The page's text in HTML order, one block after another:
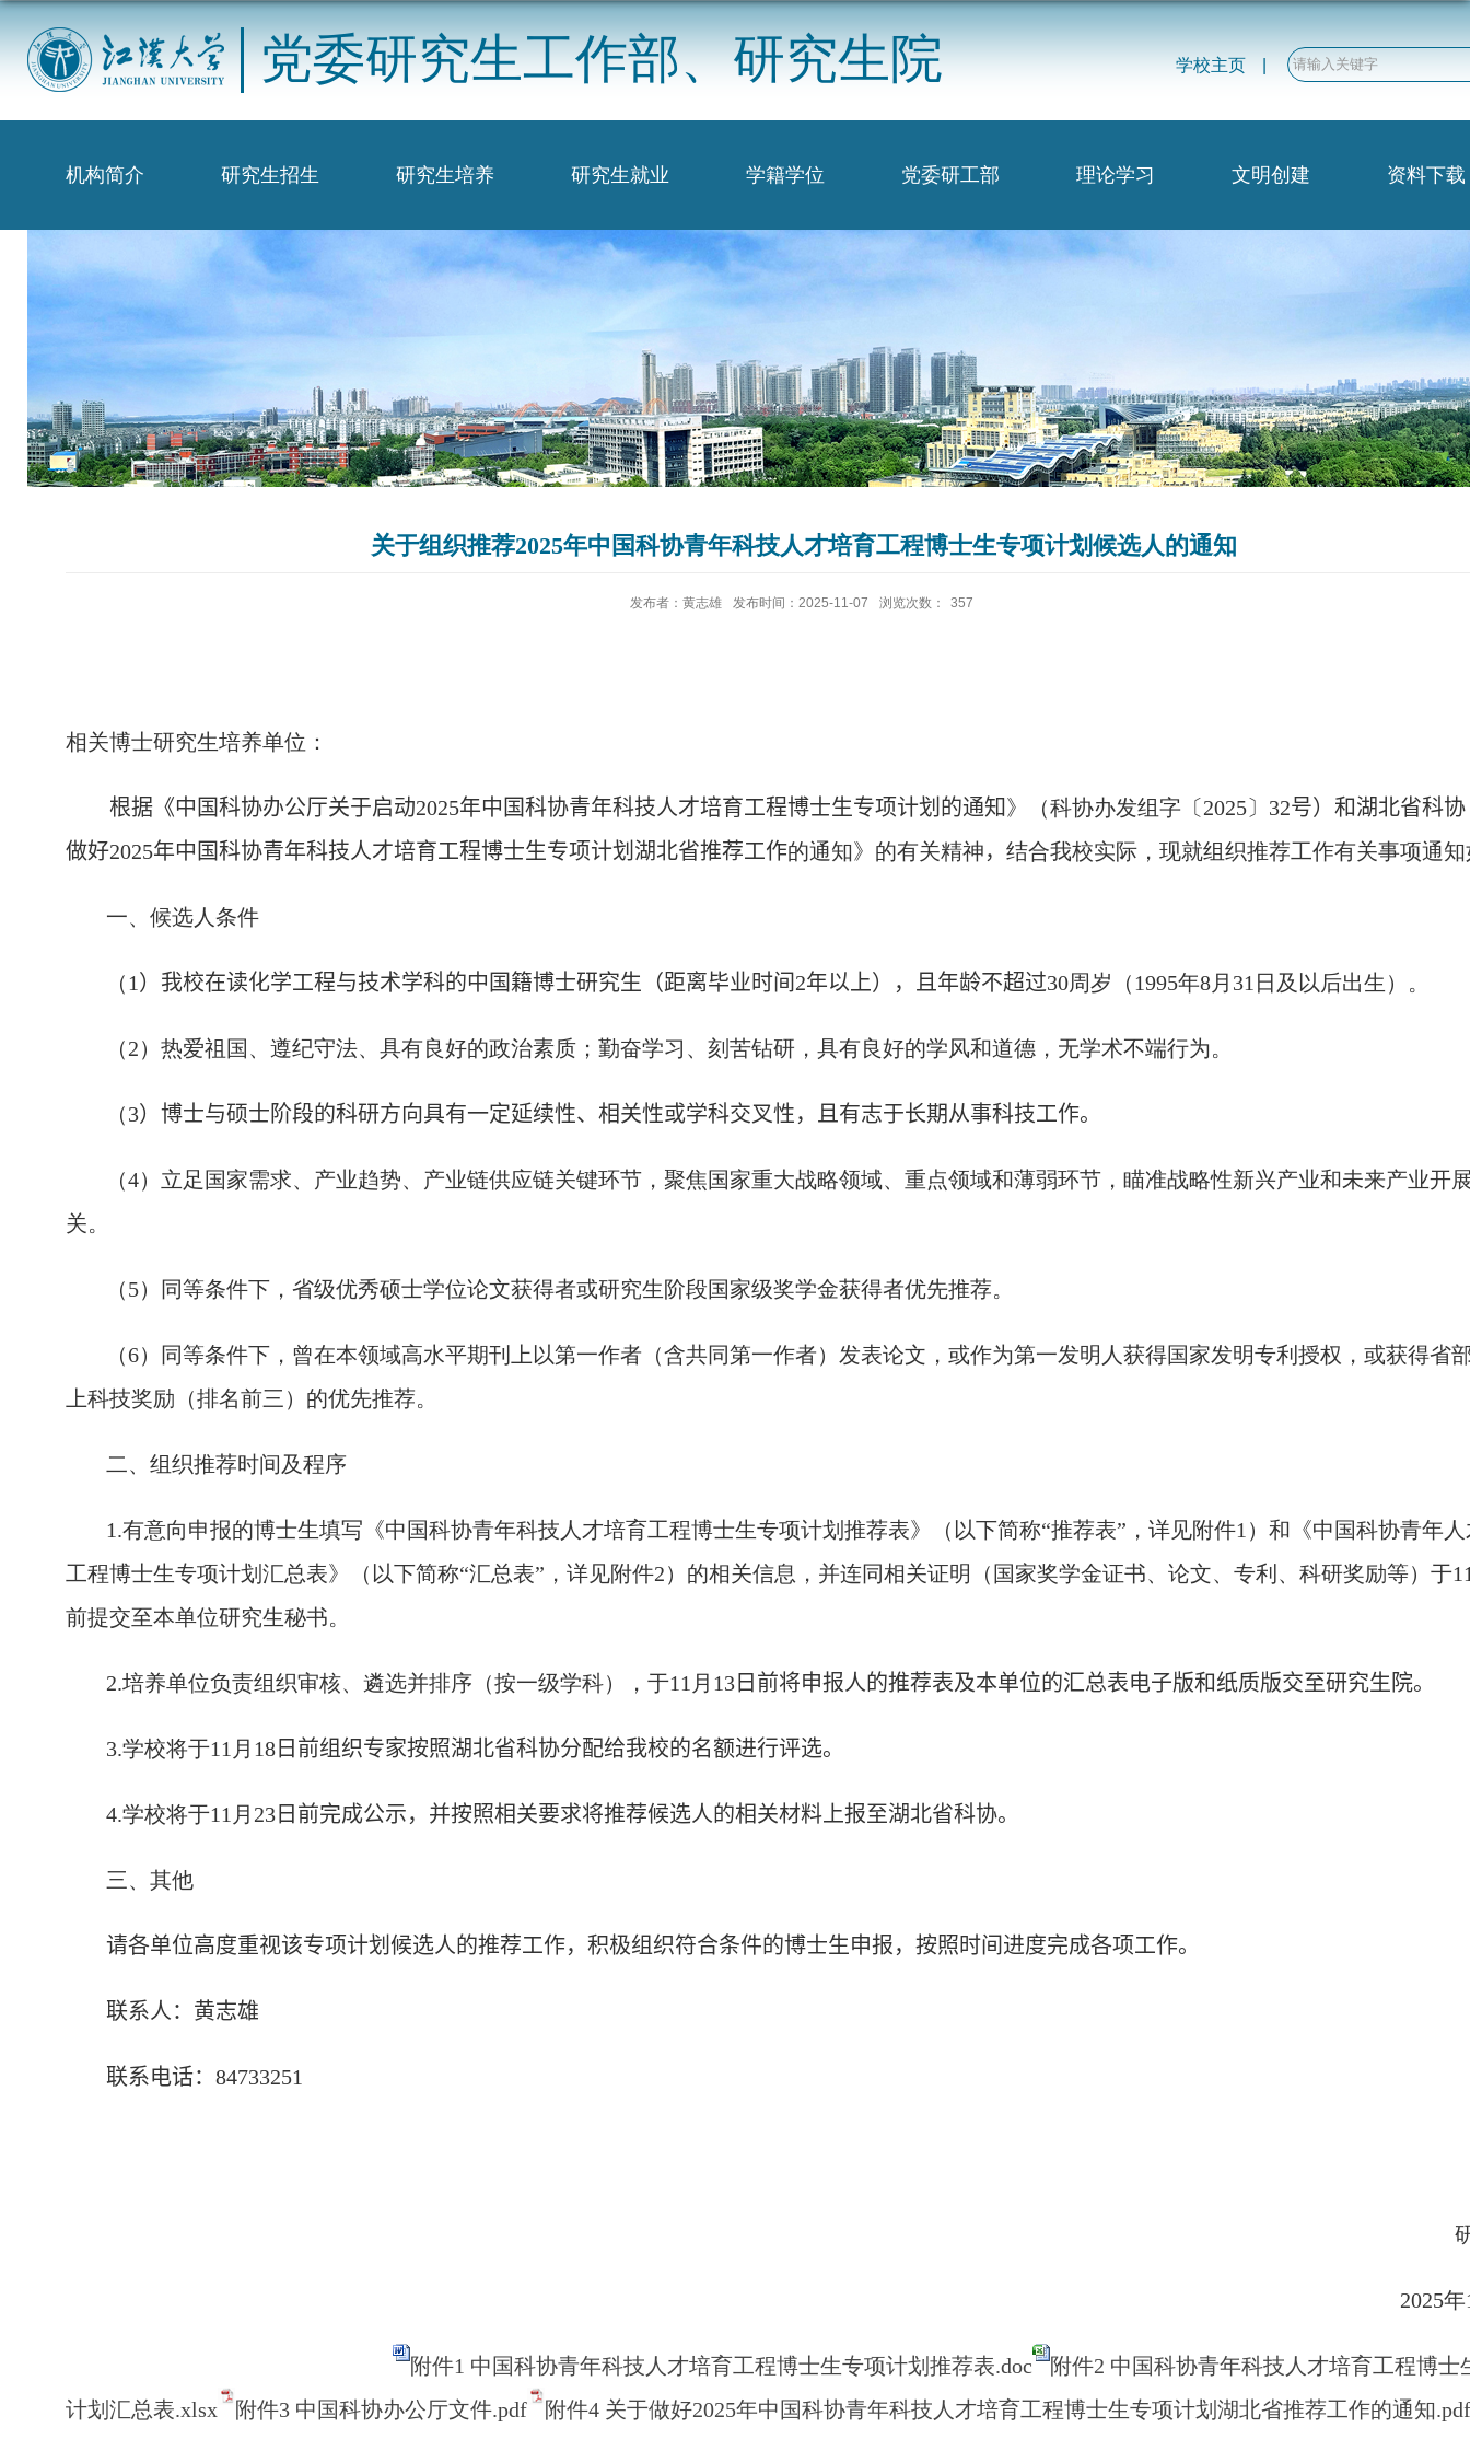
党委研究生工作部、研究生院 学校主页
机构简介 研究生招生 研究生培养 研究生就业 学籍学位 党委研工部 理论学习 文明创建 资料下载
关于组织推荐2025年中国科协青年科技人才培育工程博士生专项计划候选人的通知
发布者：黄志雄 发布时间：2025-11-07 浏览次数： 357
相关博士研究生培养单位：
根据《中国科协办公厅关于启动2025年中国科协青年科技人才培育工程博士生专项计划的通知》（科协办发组字〔 2025〕 32号）和湖北省科协
做好2025年中国科协青年科技人才培育工程博士生专项计划湖北省推荐工作的通知》的有关精神， 结合我校实际，现就组织推荐工作有关事项通
一、候选人条件
（1 ）我校在读化学工程与技术学科的中国籍博士研究生 （距离毕业时间 2年以上） ，且年龄不超过30周岁（1995年8月 31 日及以后出生）。
（2）热爱祖国、遵纪守法、具有良好的政治素质；勤奋学习、刻苦钻研，具有良好的学风和道德，无学术不端行为。
（3）博士与硕士阶段的科研方向具有一定延续性、相关性或学科交叉性， 且 有志于长期从事科技工作。
（4）立足国家需求、产业趋势、产业链供应链关键环节，聚焦国家重大战略领域、重点领域和薄弱环节，瞄准战略性新兴产业和未来产业开
关。
（5）同等条件下，省级优秀硕士学位论文获得者或研究生阶段国家级奖学金获得者优先推荐。
（6）同等条件下，曾在本领域高水平期刊上以第一作者（含共同第一作者）发表论文，或作为第一发明人获得国家发明专利授权，或获得省
上科技奖励（排名前三）的优先推荐。
二、组织推荐时间及程序
1.有意向申报的博士生填写《中国科协青年科技人才培育工程博士生专项计划推荐表》（以下简称“推荐表”，详见附件1 ）和《中国科协青年
工程博士生专项计划汇总表》（以下简称“汇总表”，详见附件2）的相关信息，并连同相关证明（国家奖学金证书、论文、专利、科研奖励等）于
前提交至本单位研究生秘书。
2.培养单位负责组织审核、遴选并排序（按一级学科），于11 月 13 日前将申报人的推荐表及本单位的汇总表电子版和纸质版交至研究生院。
3.学校将于11 月 18 日前组织专家按照湖北省科协分配给我校的名额进行评选。
4.学校将于11 月 23 日前完成公示，并按照相关要求将推荐候选人的相关材料上报至湖北省科协。
三、其他
请各单位高度重视该专项计划候选人的推荐工作，积极组织符合条件的博士生申报，按照时间进度完成各项工作。
联系人：黄志雄
联系电话：84733251
2025年
附件1 中国科协青年科技人才培育工程博士生专项计划推荐表.doc
附件2 中国科协青年科技人才培育工程博士
计划汇总表.xlsx
附件3 中国科协办公厅文件.pdf 附件4 关于做好2025年中国科协青年科技人才培育工程博士生专项计划湖北省推荐工作的通知.pdf